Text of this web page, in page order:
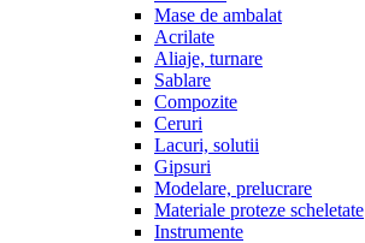
Mase de ambalat
Acrilate
Aliaje, turnare
Sablare
Compozite
Ceruri
Lacuri, solutii
Gipsuri
Modelare, prelucrare
Materiale proteze scheletate
Instrumente